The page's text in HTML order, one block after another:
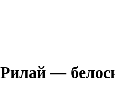
Рилай —